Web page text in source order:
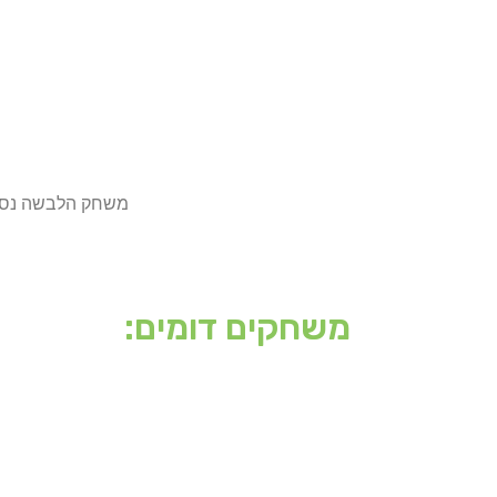
משחק הלבשה
משחקים דומים: